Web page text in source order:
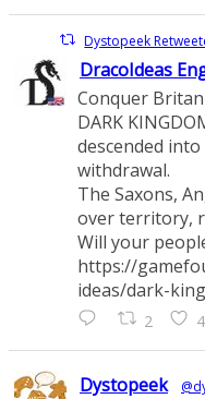
Dystopeek
DracoIdeas
Conquer
DARK
descended
withdrawal.
The Saxons,
over territory,
Will your
https://
ideas/dark-
2 4
Dystopeek